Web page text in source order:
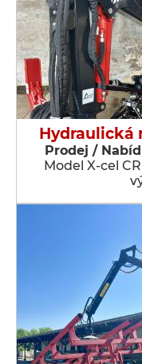
Hydraulická
Prodej /
Model X-cel